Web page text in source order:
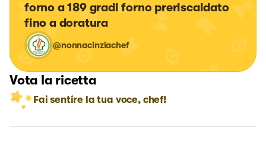
forno a 189 gradi forno preriscaldato
fino a doratura
@nonnacinziachef
Vota la ricetta
Fai sentire la tua voce, chef!